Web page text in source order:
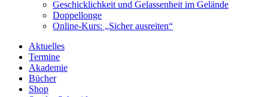
Geschicklichkeit und Gelassenheit im Gelände
Doppellonge
Online-Kurs: „Sicher ausreiten“
Aktuelles
Termine
Akademie
Bücher
Shop